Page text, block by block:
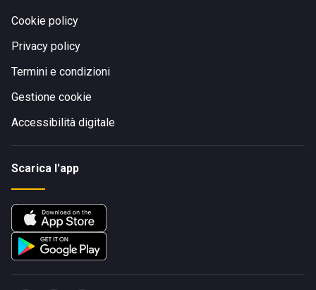
Cookie policy
Privacy policy
Termini e condizioni
Gestione cookie
Accessibilità digitale
Scarica l'app